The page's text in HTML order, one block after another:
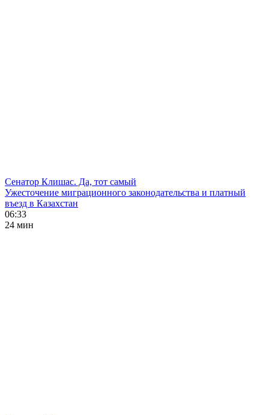
Сенатор Клишас. Да, тот самый
Ужесточение миграционного законодательства и платный
въезд в Казахстан
06:33
24 мин